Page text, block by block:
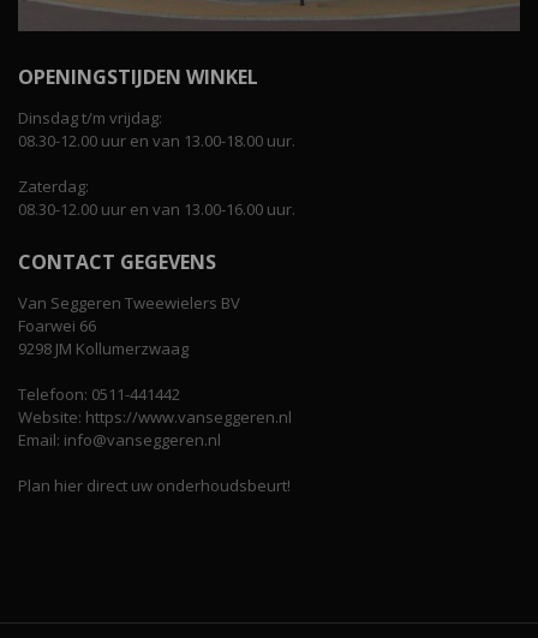
OPENINGSTIJDEN WINKEL
Dinsdag t/m vrijdag:
08.30-12.00 uur en van 13.00-18.00 uur.
Zaterdag:
08.30-12.00 uur en van 13.00-16.00 uur.
CONTACT GEGEVENS
Van Seggeren Tweewielers BV
Foarwei 66
9298 JM Kollumerzwaag
Telefoon: 0511-441442
Website: https://www.vanseggeren.nl
Email: info@vanseggeren.nl
Plan hier direct uw onderhoudsbeurt!